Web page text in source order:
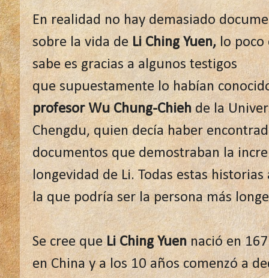
En realidad no hay demasiado
sobre la vida deLi Ching Yuen, lo poco
sabe es gracias a algunos testigos
que supuestamente lo habían
profesor Wu Chung-Chiehde la
Chengdu, quien decía haber
documentos que demostraban la
longevidad de Li. Todas estas
la que podría ser la persona más
Se cree queLi Ching Yuennació en
en China y a los 10 años comenzó a